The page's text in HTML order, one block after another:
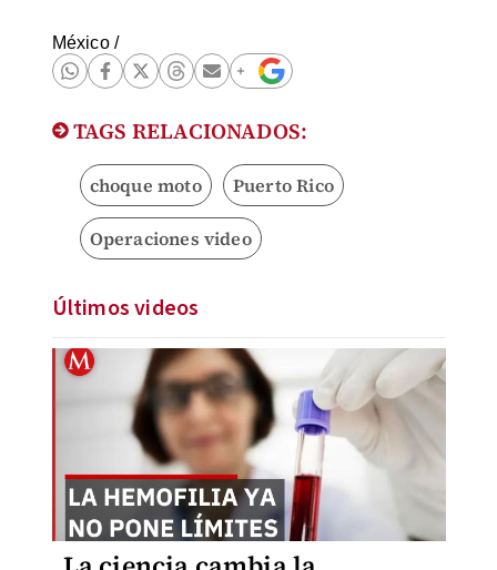
México/
TAGS RELACIONADOS:
choque moto Puerto Rico
Operaciones video
Últimos videos